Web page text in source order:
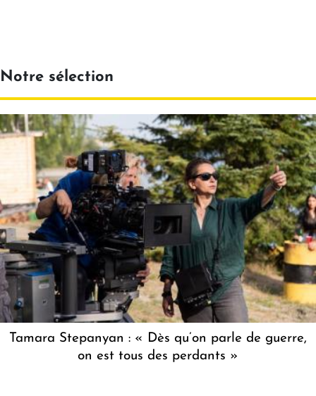
Notre sélection
Tamara Stepanyan : « Dès qu’on parle de guerre,
on est tous des perdants »